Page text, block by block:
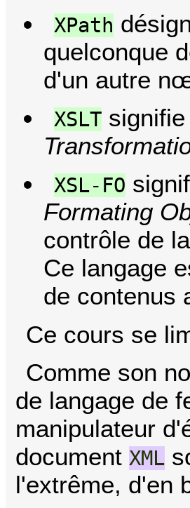
XPath
quelconque
d'un autre
XSLTsignifie
XSL-FO
Formating
contrôle de
Ce langage
de contenus
Ce cours se
Comme son
de langage de
manipulateur
document XML
l'extrême, d'en